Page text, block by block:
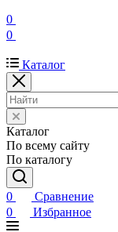
0
0
Каталог
Каталог
По всему сайту
По каталогу
0
Сравнение
0
Избранное